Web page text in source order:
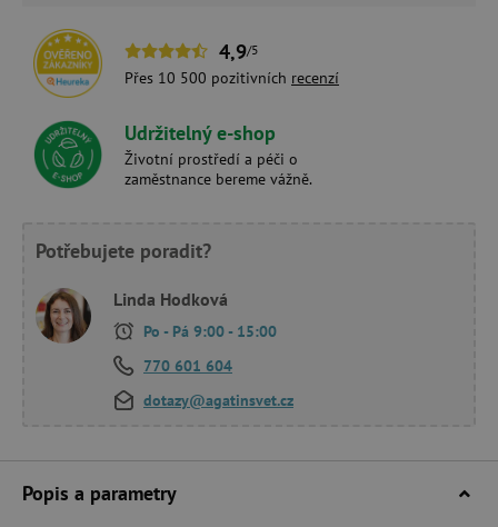
4,9/5
Přes 10 500 pozitivních recenzí
Udržitelný e-shop
Životní prostředí a péči o
zaměstnance bereme vážně.
Potřebujete poradit?
Linda Hodková
Po - Pá 9:00 - 15:00
770 601 604
dotazy@agatinsvet.cz
Popis a parametry